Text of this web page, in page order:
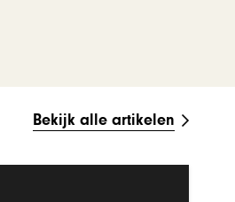
Bekijk alle artikelen